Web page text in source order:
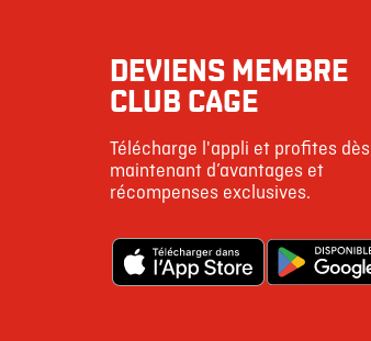
DEVIENS MEMBRE
CLUB CAGE
Télécharge l'appli et profites dès
maintenant d’avantages et
récompenses exclusives.